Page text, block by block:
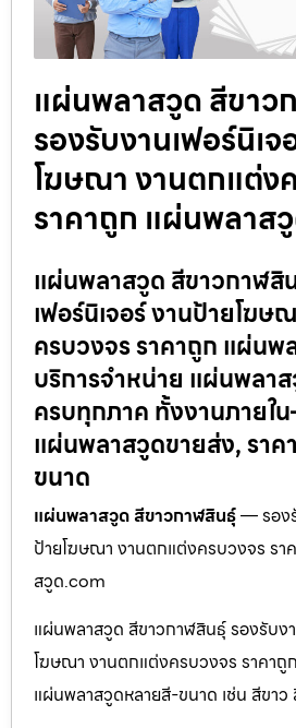
แผ่นพลาสวูด สีขาว
รองรับงานเฟอร์นิเ
โฆษณา งานตกแต่ง
ราคาถูก แผ่นพลาส
แผ่นพลาสวูด สีขาวกาฬสิ
เฟอร์นิเจอร์ งานป้ายโฆ
ครบวงจร ราคาถูก แผ่น
บริการจำหน่าย แผ่นพลา
ครบทุกภาค ทั้งงานภายใ
แผ่นพลาสวูดขายส่ง, รา
ขนาด
แผ่นพลาสวูด สีขาวกาฬสินธุ์— รอง
ป้ายโฆษณา งานตกแต่งครบวงจร รา
สวูด.com
แผ่นพลาสวูด สีขาวกาฬสินธุ์ รองรับง
โฆษณา งานตกแต่งครบวงจร ราคา
แผ่นพลาสวูดหลายสี-ขนาด เช่น สีขาว